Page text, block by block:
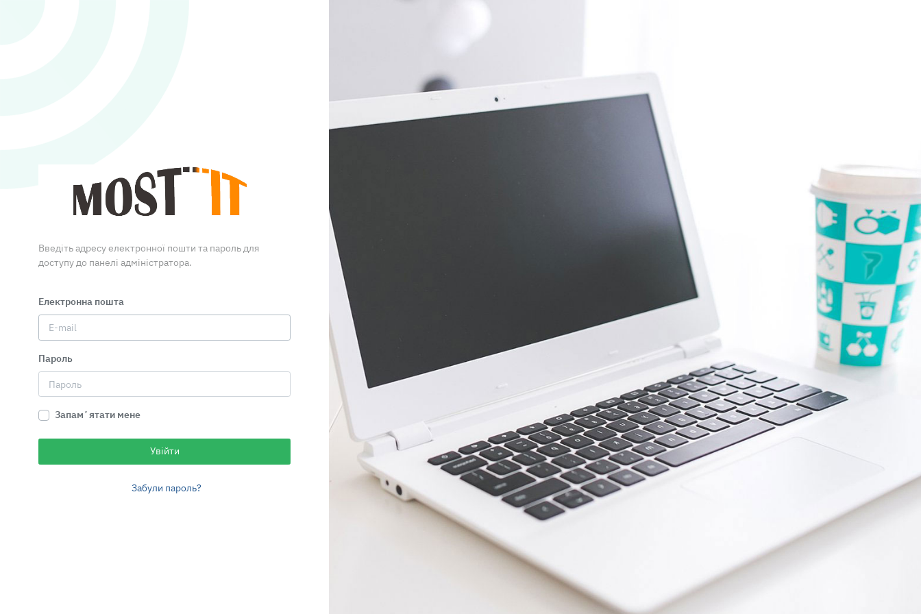
Введіть адресу електронної пошти та пароль для
доступу до панелі адміністратора.
Електронна пошта
Пароль
Запамʼятати мене
Увійти
Забули пароль?